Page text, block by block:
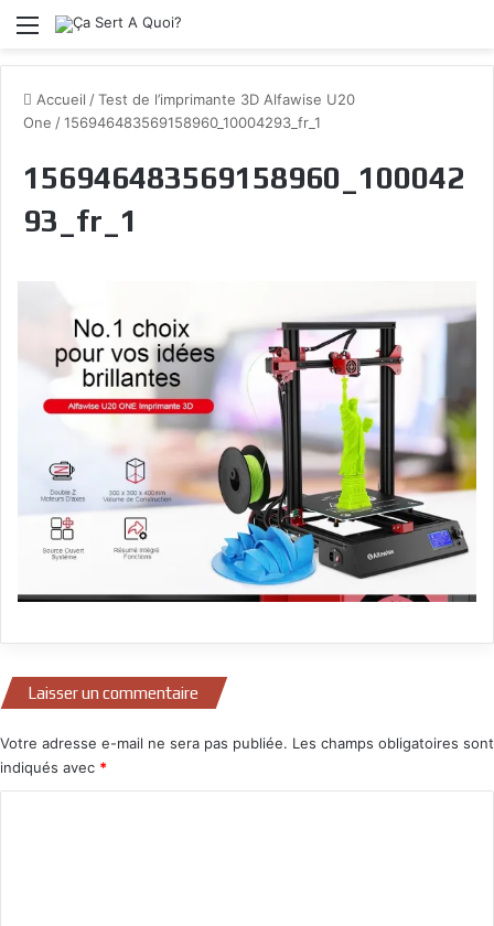
Menu
Accueil /Test de l’imprimante 3D Alfawise U20
One /156946483569158960_10004293_fr_1
156946483569158960_100042
93_fr_1
Laisser un commentaire
Votre adresse e-mail ne sera pas publiée. Les champs obligatoires sont
indiqués avec *